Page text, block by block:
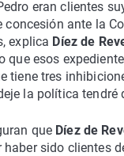
eran clientes
ante la
explica Díez de
esos
tiene tres
la política tendré
que Díez de
sido clientes